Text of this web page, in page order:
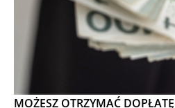
MOŻESZ OTRZYMAĆ DOPŁATĘ